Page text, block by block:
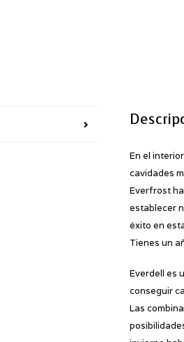
En el
cavidades
Everfrost
establecer
éxito en
Tienes un
Everdell es
conseguir
Las